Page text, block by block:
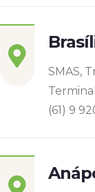
SMAS,
(61) 9